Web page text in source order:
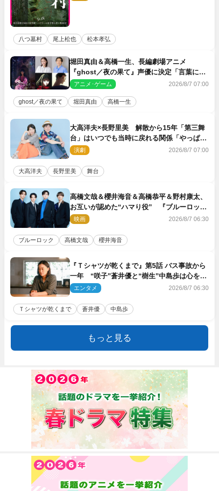
八つ墓村 尾上松也 松本孝弘
堀田真由＆高橋一生、長編劇場アニメ
『ghost／夜の果て』声優に決定「言葉には
できない沢山の感情を思い出しました」
アニメ･ゲーム 2026/8/7 07:00
ghost／夜の果て 堀田真由 高橋一生
大高洋夫×長野里美 解散から15年「第三舞
台」はいつでも当時に戻れる関係「やっぱり
他の方たちとは違います」
演劇 2026/8/7 07:00
大高洋夫 長野里美 舞台
高橋文哉＆櫻井海音＆高橋恭平＆野村康太、
お互いが認めた“ハマり役” 『ブルーロッ
ク』で築いた最高のチームワーク
映画 2026/8/7 06:30
ブルーロック 高橋文哉 櫻井海音
『Ｔシャツが乾くまで』第5話 バス事故から
一年 “咲子”蒼井優と“樹生”中島歩は心を許
しあえる関係に
エンタメ 2026/8/7 06:30
Ｔシャツが乾くまで 蒼井優 中島歩
もっと見る